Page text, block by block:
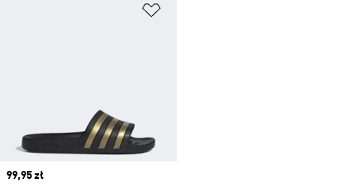
Price
99,95 zł